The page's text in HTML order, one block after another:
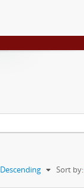
Sort by:
Descending